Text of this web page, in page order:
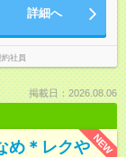
詳細へ
社員
掲載日：2026.08.06
NEW
め＊レクや